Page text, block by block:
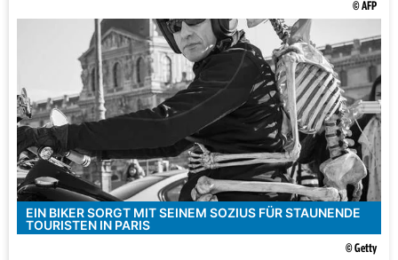
© AFP
EIN BIKER SORGT MIT SEINEM SOZIUS FÜR STAUNENDE
TOURISTEN IN PARIS
© Getty